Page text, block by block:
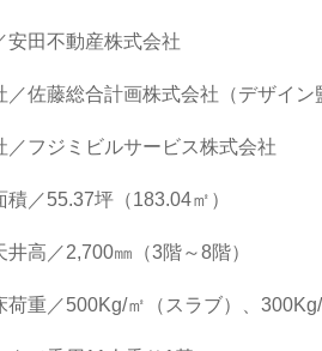
安田不動産株式会社
／佐藤総合計画株式会社（デザイ
／フジミビルサービス株式会社
積／55.37坪（183.04㎡）
井高／2,700㎜（3階～8階）
荷重／500Kg/㎡（スラブ）、